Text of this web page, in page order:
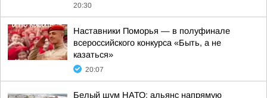
20:30
Наставники Поморья — в полуфинале
всероссийского конкурса «Быть, а не
казаться»
20:07
Белый шум НАТО: альянс напрямую